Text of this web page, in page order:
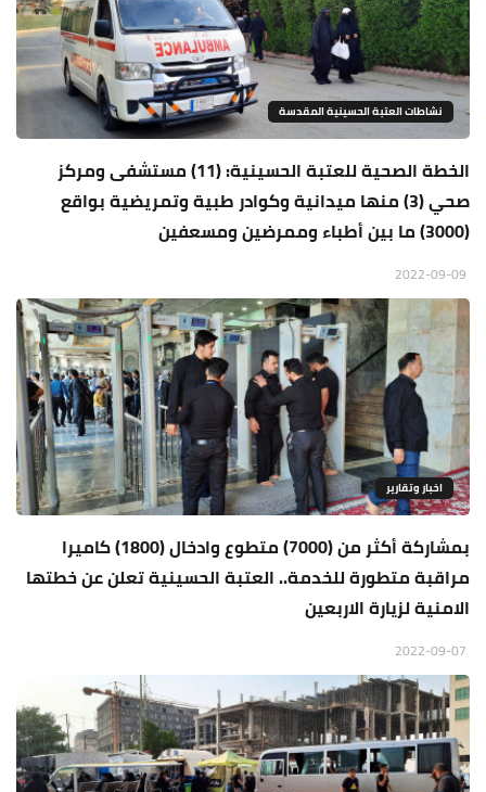
نشاطات العتبة الحسينية المقدسة
الخطة الصحية للعتبة الحسينية: (11) مستشفى ومركز
صحي (3) منها ميدانية وكوادر طبية وتمريضية بواقع
(3000) ما بين أطباء وممرضين ومسعفين
اخبار وتقارير
بمشاركة أكثر من (7000) متطوع وادخال (1800) كاميرا
مراقبة متطورة للخدمة.. العتبة الحسينية تعلن عن خطتها
الامنية لزيارة الاربعين